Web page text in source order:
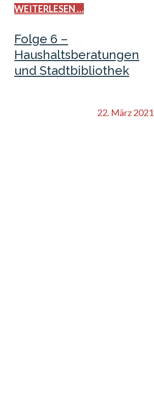
WEITERLESEN …
Folge 6 –
Haushaltsberatungen
und Stadtbibliothek
22. März 2021